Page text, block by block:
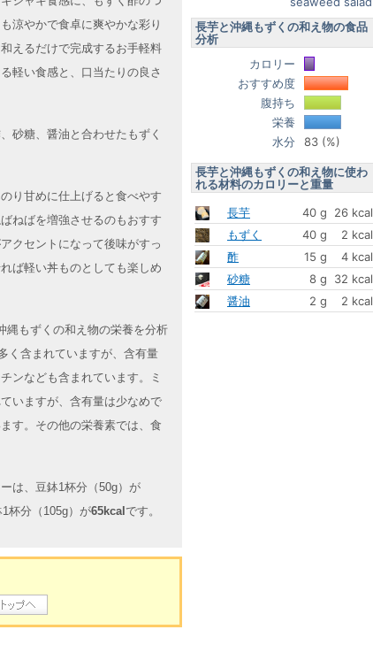
涼やかで食卓に爽やかな彩り
えるだけで完成するお手軽料
軽い食感と、口当たりの良さ
砂糖、醤油と合わせたもずく
り甘めに仕上げると食べやす
ねばを増強させるのもおすす
クセントになって後味がすっ
ば軽い丼ものとしても楽しめ
縄もずくの和え物の栄養を分析
く含まれていますが、含有量
ンなども含まれています。ミ
いますが、含有量は少なめで
す。その他の栄養素では、食
は、豆鉢1杯分（50g）が
1杯分（105g）が65kcal です。
長芋と沖縄もずくの和え物の食品
分析
カロリー
おすすめ度
腹持ち
栄養
水分
83 (%)
長芋と沖縄もずくの和え物に使わ
れる材料のカロリーと重量
長芋
40 g
26 kcal
もずく
40 g
2 kcal
酢
15 g
4 kcal
砂糖
8 g
32 kcal
醤油
2 g 2 kcal